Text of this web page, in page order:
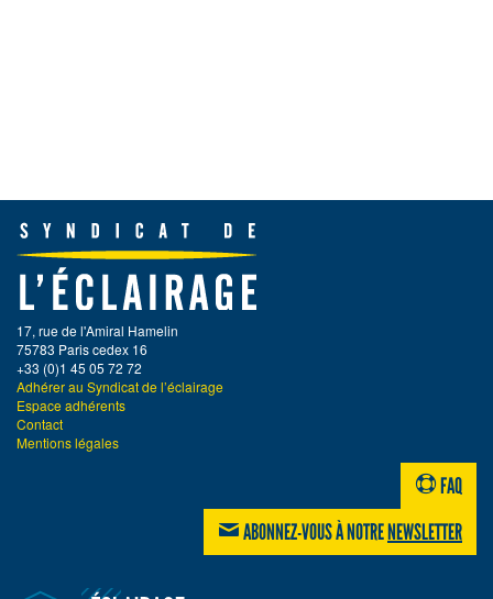
17, rue de l'Amiral Hamelin
75783 Paris cedex 16
+33 (0)1 45 05 72 72
Adhérer au Syndicat de l’éclairage
Espace adhérents
Contact
Mentions légales
FAQ
ABONNEZ-VOUS À NOTRENEWSLETTER